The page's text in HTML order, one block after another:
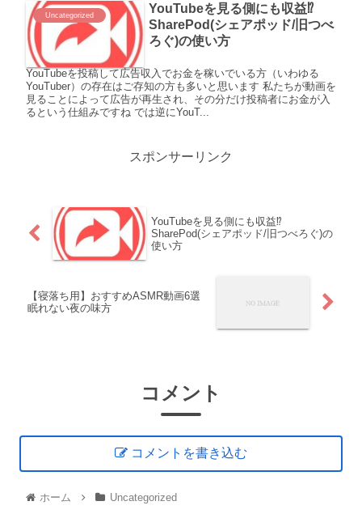
Uncategorized
YouTubeを見る側にも収益⁉
SharePod(シェアポッド/旧つべ
ろぐ)の使い方
YouTubeを投稿して広告収入でお金を稼いでいる方（いわゆる
YouTuber）の存在はご存知の方も多いと思います 私たちが動画を
見ることによって広告が再生され、その分だけ投稿者にお金が入
るという仕組みですね では逆にYouT...
スポンサーリンク
YouTubeを見る側にも収益⁉
SharePod(シェアポッド/旧つべろぐ)の
使い方
【寝落ち用】おすすめASMR動画6選
眠れない夜の味方
コメント
コメントを書き込む
ホーム Uncategorized